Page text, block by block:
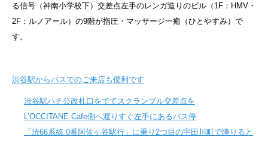
る信号（神南小学校下）交差点左手のレンガ造りのビル（1F：HMV・
2F：ルノアール）の9階が指圧・マッサージ一癒（ひとやすみ）で
す。
渋谷駅からバスでのご来店も便利です
渋谷駅ハチ公改札口をでてスクランブル交差点を
L’OCCITANE Cafe側へ渡りすぐ左手にあるバス停
「渋66系統 0番阿佐ヶ谷駅行」に乗り2つ目の宇田川町で降りると